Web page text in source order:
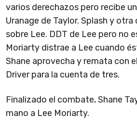
varios derechazos pero recibe
Uranage de Taylor. Splash y
sobre Lee. DDT de Lee pero no
Moriarty distrae a Lee cuando
Shane aprovecha y remata con
Driver para la cuenta de tres.
Finalizado el combate, Shane
mano a Lee Moriarty.